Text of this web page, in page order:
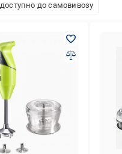
доступно до самовивозу